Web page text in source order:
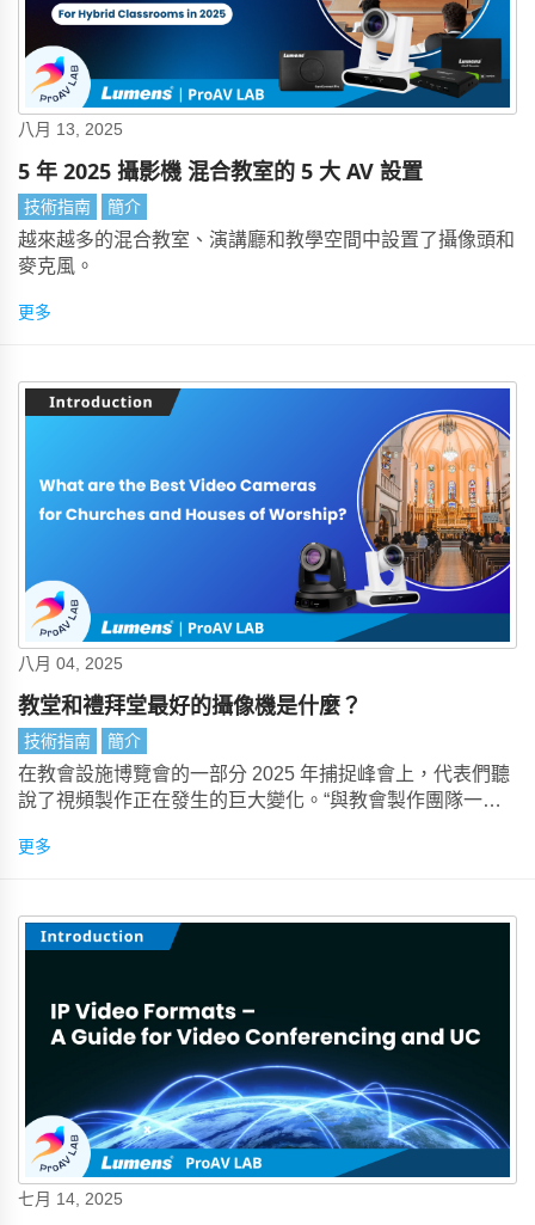
八月 13, 2025
5 年 2025 攝影機 混合教室的 5 大 AV 設置
技術指南 簡介
越來越多的混合教室、演講廳和教學空間中設置了攝像頭和
麥克風。
更多
八月 04, 2025
教堂和禮拜堂最好的攝像機是什麼？
技術指南 簡介
在教會設施博覽會的一部分 2025 年捕捉峰會上，代表們聽
說了視頻製作正在發生的巨大變化。“與教會製作團隊一
（Tim Albright） 報告說。
更多
七月 14, 2025